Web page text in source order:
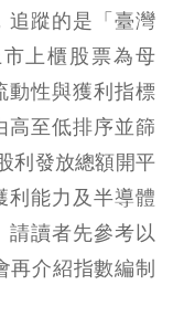
追蹤的是「臺灣
上櫃股票為母
動性與獲利指標
高至低排序並篩
利發放總額開平
利能力及半導體
請讀者先參考以
再介紹指數編制